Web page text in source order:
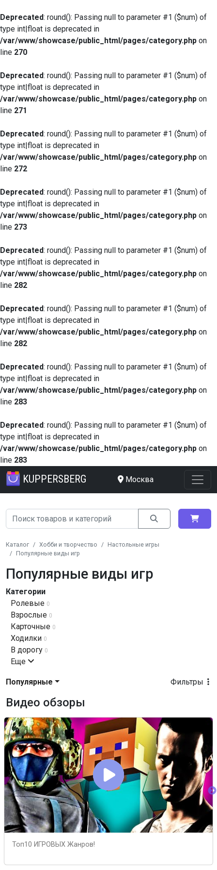
Deprecated: round(): Passing null to parameter #1 ($num) of
type int|float is deprecated in
/var/www/showcase/public_html/pages/category.php on
line 270
Deprecated: round(): Passing null to parameter #1 ($num) of
type int|float is deprecated in
/var/www/showcase/public_html/pages/category.php on
line 271
Deprecated: round(): Passing null to parameter #1 ($num) of
type int|float is deprecated in
/var/www/showcase/public_html/pages/category.php on
line 272
Deprecated: round(): Passing null to parameter #1 ($num) of
type int|float is deprecated in
/var/www/showcase/public_html/pages/category.php on
line 273
Deprecated: round(): Passing null to parameter #1 ($num) of
type int|float is deprecated in
/var/www/showcase/public_html/pages/category.php on
line 282
Deprecated: round(): Passing null to parameter #1 ($num) of
type int|float is deprecated in
/var/www/showcase/public_html/pages/category.php on
line 282
Deprecated: round(): Passing null to parameter #1 ($num) of
type int|float is deprecated in
/var/www/showcase/public_html/pages/category.php on
line 283
Deprecated: round(): Passing null to parameter #1 ($num) of
type int|float is deprecated in
/var/www/showcase/public_html/pages/category.php on
line 283
KUPPERSBERG Москва
Каталог Хобби и творчество
Настольные игры
Популярные виды игр
Популярные виды игр
Категории
Ролевые 0
Взрослые 0
Карточные 0
Ходилки 0
В дорогу 0
Еще
Фильтры
Популярные
Видео обзоры
Топ10 ИГРОВЫХ Жанров!